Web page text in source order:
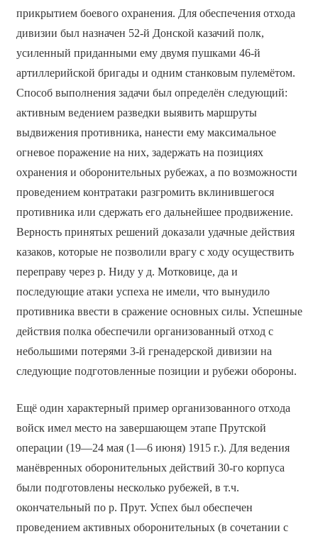
прикрытием боевого охранения. Для обеспечения отхода
дивизии был назначен 52-й Донской казачий полк,
усиленный приданными ему двумя пушками 46-й
артиллерийской бригады и одним станковым пулемётом.
Способ выполнения задачи был определён следующий:
активным ведением разведки выявить маршруты
выдвижения противника, нанести ему максимальное
огневое поражение на них, задержать на позициях
охранения и оборонительных рубежах, а по возможности
проведением контратаки разгромить вклинившегося
противника или сдержать его дальнейшее продвижение.
Верность принятых решений доказали удачные действия
казаков, которые не позволили врагу с ходу осуществить
переправу через р. Ниду у д. Мотковице, да и
последующие атаки успеха не имели, что вынудило
противника ввести в сражение основных силы. Успешные
действия полка обеспечили организованный отход с
небольшими потерями 3-й гренадерской дивизии на
следующие подготовленные позиции и рубежи обороны.
Ещё один характерный пример организованного отхода
войск имел место на завершающем этапе Прутской
операции (19—24 мая (1—6 июня) 1915 г.). Для ведения
манёвренных оборонительных действий 30-го корпуса
были подготовлены несколько рубежей, в т.ч.
окончательный по р. Прут. Успех был обеспечен
проведением активных оборонительных (в сочетании с